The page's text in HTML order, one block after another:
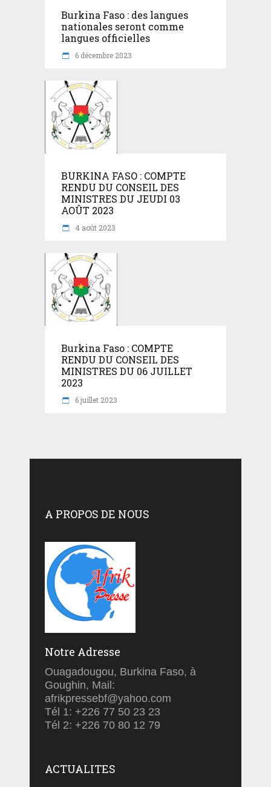
Burkina Faso : des langues
nationales seront comme
langues officielles
6 décembre 2023
BURKINA FASO : COMPTE
RENDU DU CONSEIL DES
MINISTRES DU JEUDI 03
AOÛT 2023
4 août 2023
Burkina Faso : COMPTE
RENDU DU CONSEIL DES
MINISTRES DU 06 JUILLET
2023
6 juillet 2023
A PROPOS DE NOUS
Notre Adresse
Ouagadougou, Burkina Faso, à
Goughin, Mail:
afrikpressebf@yahoo.com
Tél 1: +226 77 50 23 23
Tél 2: +226 70 80 12 79
ACTUALITES